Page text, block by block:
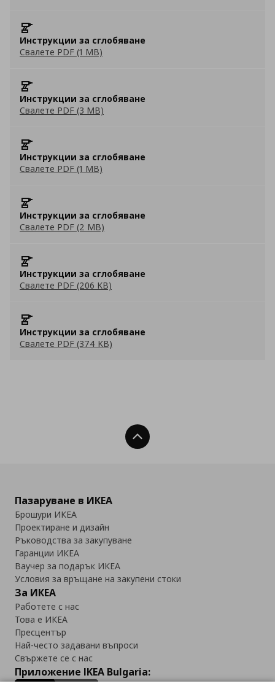
Инструкции за сглобяване
Свалете PDF (1 MB)
Инструкции за сглобяване
Свалете PDF (3 MB)
Инструкции за сглобяване
Свалете PDF (1 MB)
Инструкции за сглобяване
Свалете PDF (2 MB)
Инструкции за сглобяване
Свалете PDF (206 KB)
Инструкции за сглобяване
Свалете PDF (374 KB)
Нагоре
Пазаруване в ИКЕА
Брошури ИКЕА
Проектиране и дизайн
Ръководства за закупуване
Гаранции ИКЕА
Ваучер за подарък ИКЕА
Условия за връщане на закупени стоки
За ИКЕА
Работете с нас
Това е ИКЕА
Пресцентър
Най-често задавани въпроси
Свържете се с нас
Приложение IKEA Bulgaria: